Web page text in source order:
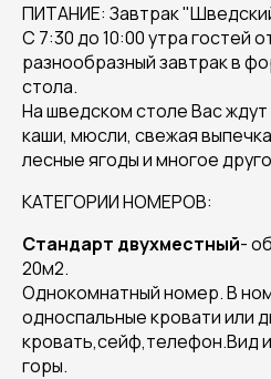
ПИТАНИЕ: Завтрак
С 7:30 до 10:00 утра гостей
разнообразный завтрак в
стола.
На шведском столе Вас
каши, мюсли, свежая
лесные ягоды и многое
КАТЕГОРИИ НОМЕРОВ:
Стандарт двухместный-
20м2.
Однокомнатный номер. В
односпальные кровати или
кровать,сейф,телефон.Вид
горы.